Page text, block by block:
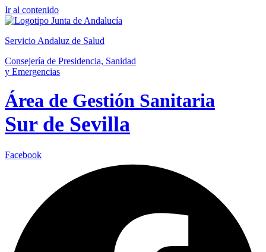
Ir al contenido
Servicio Andaluz de Salud
Consejería de Presidencia, Sanidad
y Emergencias
Área de Gestión Sanitaria
Sur de Sevilla
Facebook